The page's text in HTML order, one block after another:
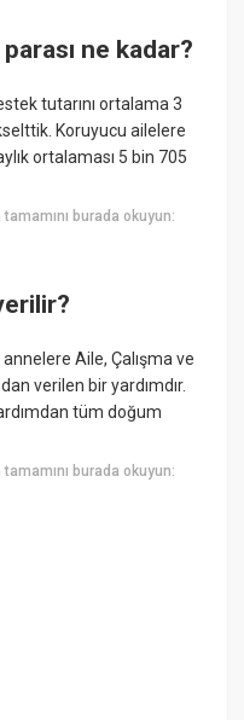
ne kadar?
tutarını ortalama 3
Koruyucu ailelere
ortalaması 5 bin 705
tamamını burada okuyun:
Aile, Çalışma ve
verilen bir yardımdır.
tüm doğum
tamamını burada okuyun: